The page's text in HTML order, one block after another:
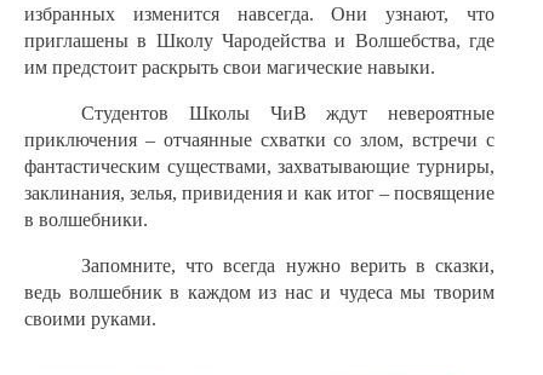
избранных изменится навсегда. Они узнают, что
приглашены в Школу Чародейства и Волшебства, где
им предстоит раскрыть свои магические навыки.
Студентов Школы ЧиВ ждут невероятные
приключения – отчаянные схватки со злом, встречи с
фантастическим существами, захватывающие турниры,
заклинания, зелья, привидения и как итог – посвящение
в волшебники.
Запомните, что всегда нужно верить в сказки,
ведь волшебник в каждом из нас и чудеса мы творим
своими руками.